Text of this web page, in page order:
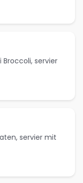
servier
servier mit